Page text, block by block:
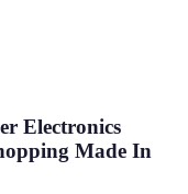
Electronics
Made In